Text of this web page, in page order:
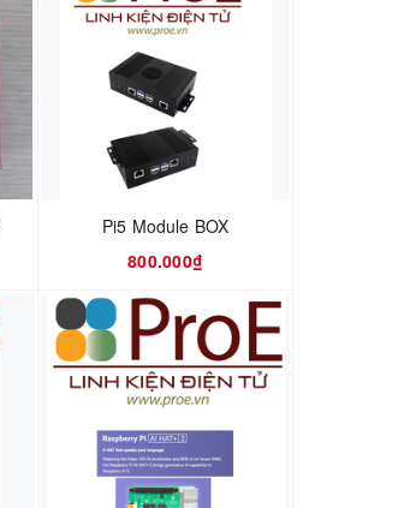
Pi5 Module BOX
800.000₫